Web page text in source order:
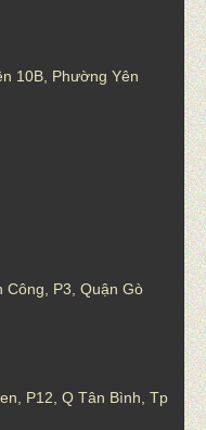
10B, Phường Yên
Công, P3, Quận Gò
P12, Q Tân Bình, Tp